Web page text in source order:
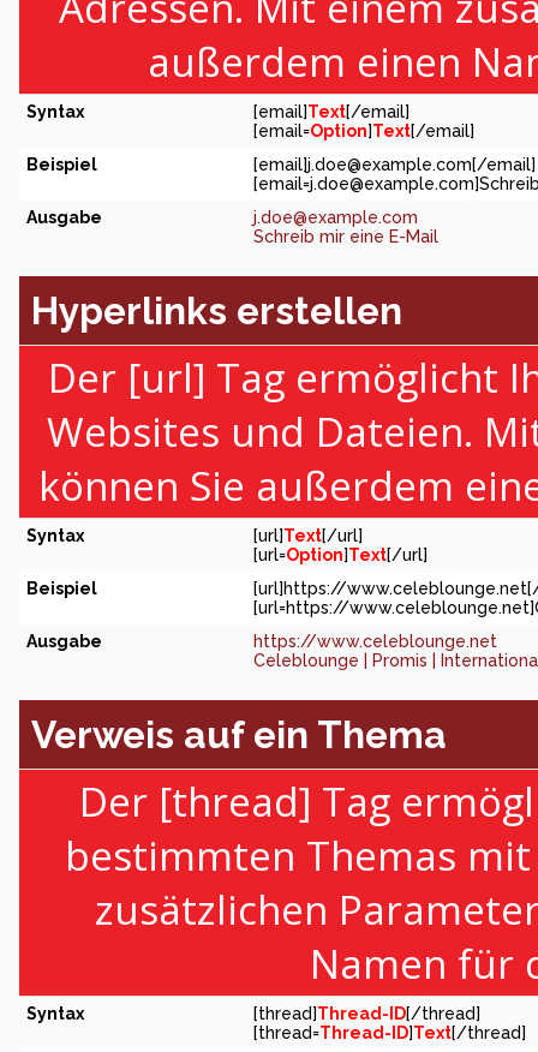
außerdem einen
Syntax [email]Text[/email]
[email=Option]Text[/email]
Beispiel
[email]j.doe@example.com[/email]
[email=j.doe@example.com
Ausgabe
j.doe@example.com
Schreib mir eine E-Mail
Hyperlinks erstellen
Der [url] Tag ermöglicht
Websites und Dateien.
können Sie außerdem
Syntax [url]Text[/url]
[url=Option]Text[/url]
Beispiel
[url]https://
[url=https://
Ausgabe
https://www.celeblounge.net
Celeblounge | Promis |
Verweis auf ein Thema
Der [thread] Tag
bestimmten Themas
zusätzlichen
Namen für
Syntax [thread]Thread-ID[/thread]
[thread=Thread-ID]Text[/thread]